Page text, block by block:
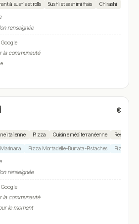
à sushis et rolls Sushi et sashimi frais Chirashi
renseignée
la communauté
€
italienne Pizza Cuisine méditerranéenne
Pizza Mortadelle-Burrata-Pistaches Pizza
renseignée
la communauté
le moment